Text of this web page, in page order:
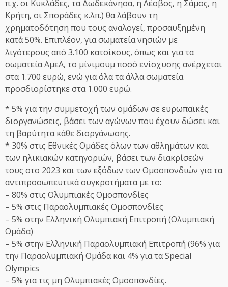
π.χ. οι Κυκλάδες, τα Δωδεκάνησα, η Λέσβος, η Σάμος, η
Κρήτη, οι Σποράδες κ.λπ.) θα λάβουν τη
χρηματοδότηση που τους αναλογεί, προσαυξημένη
κατά 50%. Επιπλέον, για σωματεία νησιών με
λιγότερους από 3.100 κατοίκους, όπως και για τα
σωματεία ΑμεΑ, το μίνιμουμ ποσό ενίσχυσης ανέρχεται
στα 1.700 ευρώ, ενώ για όλα τα άλλα σωματεία
προσδιορίστηκε στα 1.000 ευρώ.
* 5% για την συμμετοχή των ομάδων σε ευρωπαϊκές
διοργανώσεις, βάσει των αγώνων που έχουν δώσει και
τη βαρύτητα κάθε διοργάνωσης.
* 30% στις Εθνικές Ομάδες όλων των αθλημάτων και
των ηλικιακών κατηγοριών, βάσει των διακρίσεών
τους στο 2023 και των εξόδων των Ομοσπονδιών για τα
αντιπροσωπευτικά συγκροτήματα με το:
– 80% στις Ολυμπιακές Ομοσπονδίες
– 5% στις Παραολυμπιακές Ομοσπονδίες
– 5% στην Ελληνική Ολυμπιακή Επιτροπή (Ολυμπιακή
Ομάδα)
– 5% στην Ελληνική Παραολυμπιακή Επιτροπή (96% για
την Παραολυμπιακή Ομάδα και 4% για τα Special
Olympics
– 5% για τις μη Ολυμπιακές Ομοσπονδίες.